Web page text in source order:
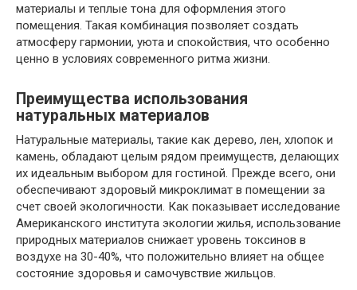
материалы и теплые тона для оформления этого
помещения. Такая комбинация позволяет создать
атмосферу гармонии, уюта и спокойствия, что особенно
ценно в условиях современного ритма жизни.
Преимущества использования
натуральных материалов
Натуральные материалы, такие как дерево, лен, хлопок и
камень, обладают целым рядом преимуществ, делающих
их идеальным выбором для гостиной. Прежде всего, они
обеспечивают здоровый микроклимат в помещении за
счет своей экологичности. Как показывает исследование
Американского института экологии жилья, использование
природных материалов снижает уровень токсинов в
воздухе на 30-40%, что положительно влияет на общее
состояние здоровья и самочувствие жильцов.